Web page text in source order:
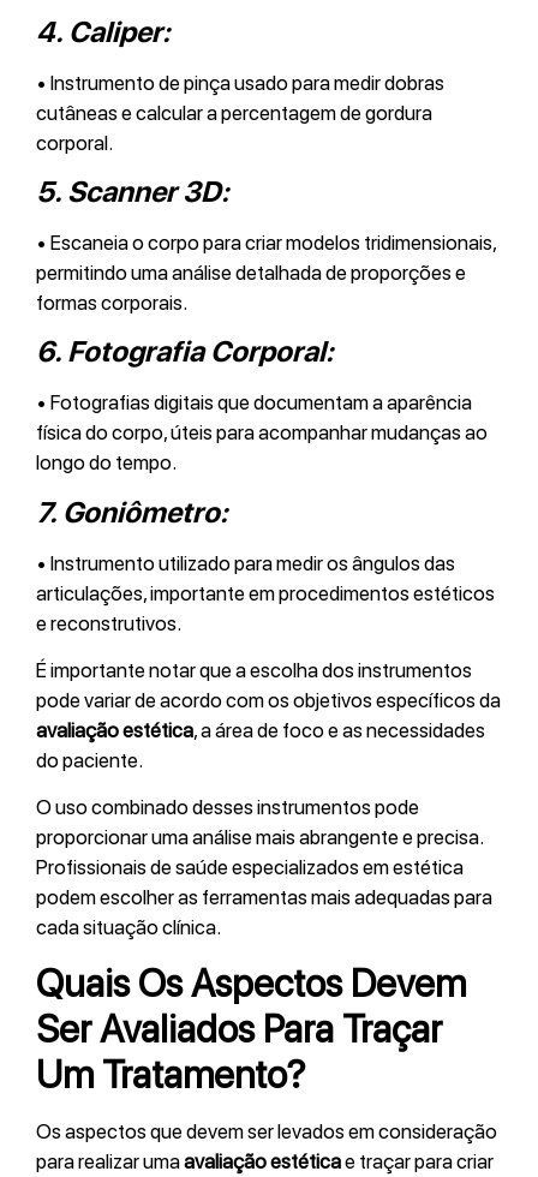
4. Caliper:
• Instrumento de pinça usado para medir dobras
cutâneas e calcular a percentagem de gordura
corporal.
5. Scanner 3D:
• Escaneia o corpo para criar modelos tridimensionais,
permitindo uma análise detalhada de proporções e
formas corporais.
6. Fotografia Corporal:
• Fotografias digitais que documentam a aparência
física do corpo, úteis para acompanhar mudanças ao
longo do tempo.
7. Goniômetro:
• Instrumento utilizado para medir os ângulos das
articulações, importante em procedimentos estéticos
e reconstrutivos.
É importante notar que a escolha dos instrumentos
pode variar de acordo com os objetivos específicos da
avaliação estética, a área de foco e as necessidades
do paciente.
O uso combinado desses instrumentos pode
proporcionar uma análise mais abrangente e precisa.
Profissionais de saúde especializados em estética
podem escolher as ferramentas mais adequadas para
cada situação clínica.
Quais Os Aspectos Devem
Ser Avaliados Para Traçar
Um Tratamento?
Os aspectos que devem ser levados em consideração
para realizar umaavaliação estéticae traçar para criar